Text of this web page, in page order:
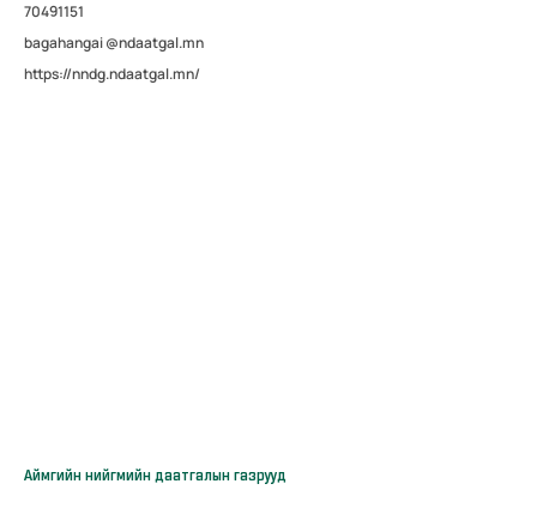
70491151
bagahangai @ndaatgal.mn
https://nndg.ndaatgal.mn/
Аймгийн нийгмийн даатгалын газрууд